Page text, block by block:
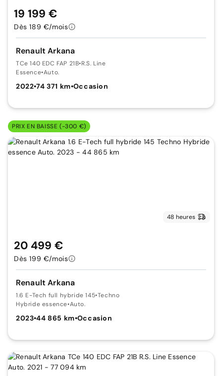
Renault Arkana
TCe 140 EDC FAP 21B•R.S. Line
Essence•Auto.
2022•74 371 km•Occasion
19 199 €
Dès 189 €/mois
PRIX EN BAISSE (-300 €)
48 heures
Renault Arkana
1.6 E-Tech full hybride 145•Techno
Hybride essence•Auto.
2023•44 865 km•Occasion
20 499 €
Dès 199 €/mois